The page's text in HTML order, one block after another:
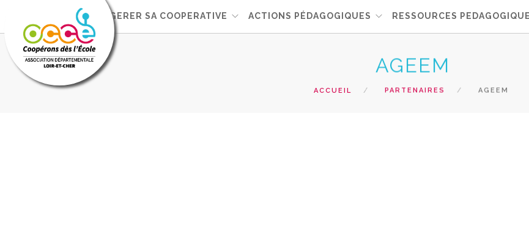
L'OCCE GERER SA COOPERATIVE ACTIONS PÉDAGOGIQUES RESSOURCES
AGEEM
ACCUEIL PARTENAIRES AGEEM